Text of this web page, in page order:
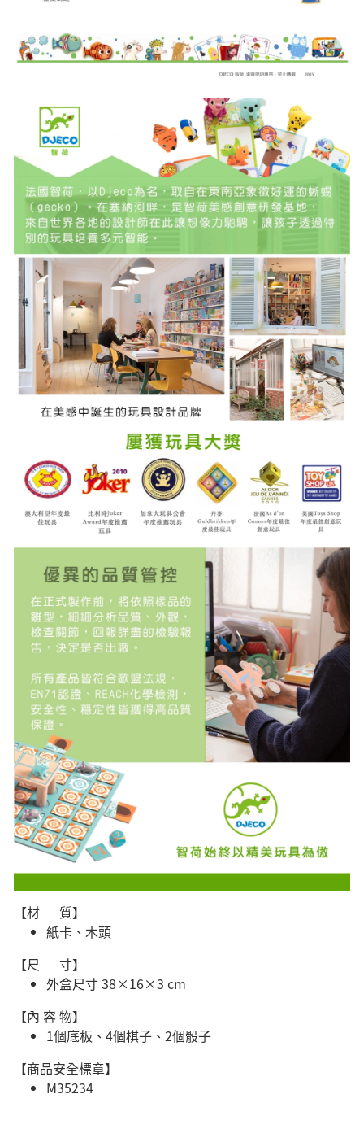
【材 質】
紙卡、木頭
【尺 寸】
外盒尺寸 38×16×3 cm
【內 容 物】
1個底板、4個棋子、2個骰子
【商品安全標章】
M35234